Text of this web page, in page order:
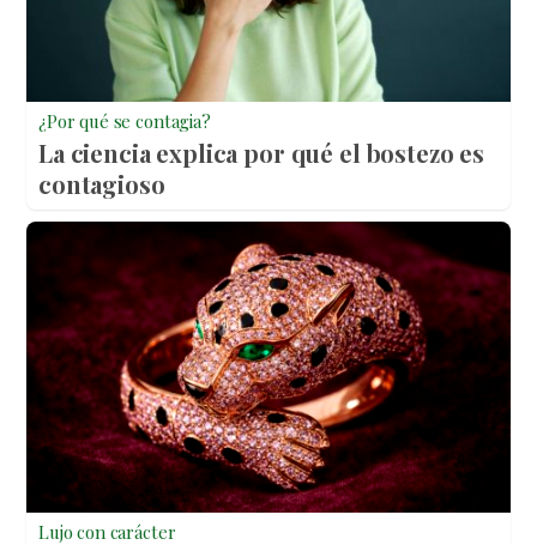
¿Por qué se contagia?
La ciencia explica por qué el bostezo es
contagioso
Lujo con carácter